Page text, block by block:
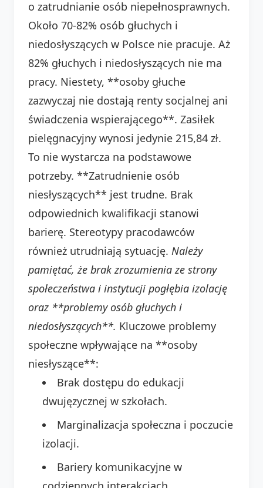
o zatrudnianie osób niepełnosprawnych.
Około 70-82% osób głuchych i
niedosłyszących w Polsce nie pracuje. Aż
82% głuchych i niedosłyszących nie ma
pracy. Niestety, **osoby głuche
zazwyczaj nie dostają renty socjalnej ani
świadczenia wspierającego**. Zasiłek
pielęgnacyjny wynosi jedynie 215,84 zł.
To nie wystarcza na podstawowe
potrzeby. **Zatrudnienie osób
niesłyszących** jest trudne. Brak
odpowiednich kwalifikacji stanowi
barierę. Stereotypy pracodawców
również utrudniają sytuację. Należy
pamiętać, że brak zrozumienia ze strony
społeczeństwa i instytucji pogłębia izolację
oraz **problemy osób głuchych i
niedosłyszących**. Kluczowe problemy
społeczne wpływające na **osoby
niesłyszące**:
Brak dostępu do edukacji
dwujęzycznej w szkołach.
Marginalizacja społeczna i poczucie
izolacji.
Bariery komunikacyjne w